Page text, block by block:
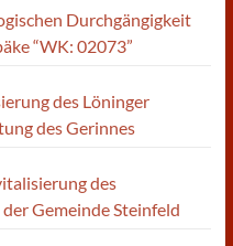
Durchgängigkeit
“WK: 02073”
des Löninger
des Gerinnes
des
Gemeinde Steinfeld